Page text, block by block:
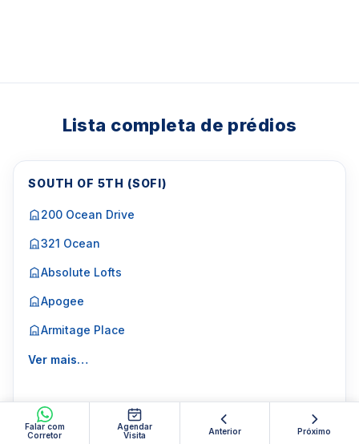
Falar com
Corretor
Agendar
Visita
Anterior Próximo
Lista completa de prédios
SOUTH OF 5TH (SOFI)
200 Ocean Drive
321 Ocean
Absolute Lofts
Apogee
Armitage Place
Ver mais…